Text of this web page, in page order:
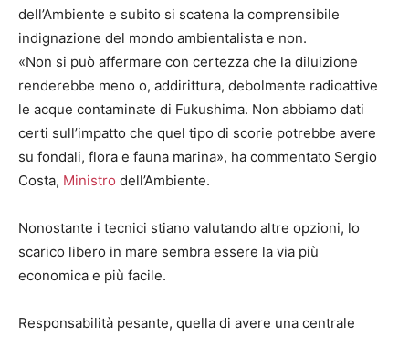
dell’Ambiente e subito si scatena la comprensibile
indignazione del mondo ambientalista e non.
«Non si può affermare con certezza che la diluizione
renderebbe meno o, addirittura, debolmente radioattive
le acque contaminate di Fukushima. Non abbiamo dati
certi sull’impatto che quel tipo di scorie potrebbe avere
su fondali, flora e fauna marina», ha commentato Sergio
Costa, Ministro dell’Ambiente.
Nonostante i tecnici stiano valutando altre opzioni, lo
scarico libero in mare sembra essere la via più
economica e più facile.
Responsabilità pesante, quella di avere una centrale